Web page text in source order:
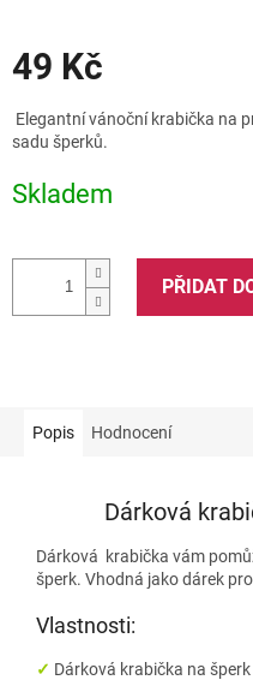
49 Kč
cena:
Elegantní vánoční krabička na
sadu šperků.
Skladem
PŘIDAT
Popis Hodnocení
Dárková
Dárková krabička vám
šperk. Vhodná jako dárek
Vlastnosti:
✓ Dárková krabička na šperk